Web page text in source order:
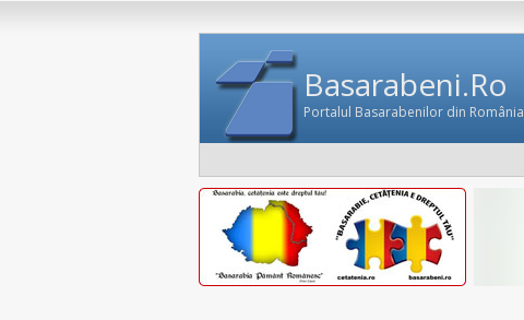
Basarabeni.Ro
Portalul Basarabenilor din România